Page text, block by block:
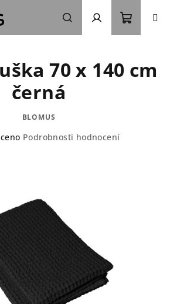
Hledat Přihlášení
košík
70 x 140 cm
černá
BLOMUS
Podrobnosti hodnocení